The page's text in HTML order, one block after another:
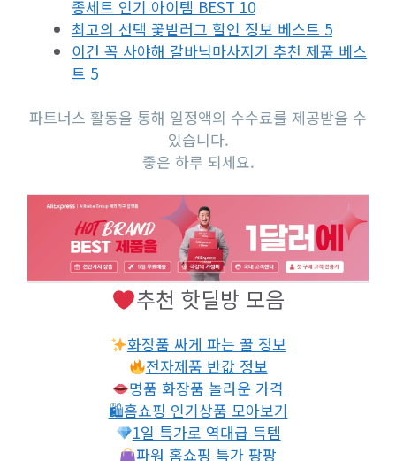
종세트 인기 아이템 BEST 10
최고의 선택 꽃밭러그 할인 정보 베스트 5
이건 꼭 사야해 갈바닉마사지기 추천 제품 베스
트 5
파트너스 활동을 통해 일정액의 수수료를 제공받을 수
있습니다.
좋은 하루 되세요.
추천 핫딜방 모음
화장품 싸게 파는 꿀 정보
전자제품 반값 정보
명품 화장품 놀라운 가격
🛍홈쇼핑 인기상품 모아보기
1일 특가로 역대급 득템
파워 홈쇼핑 특가 팡팡